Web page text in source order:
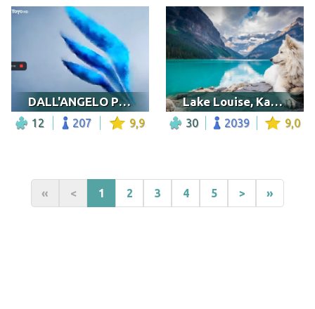
DALL'ANGELO PICTURES
12 207 9,9
Lake Louise, Kanada
30 2039 9,0
« < 1 2 3 4 5 > »